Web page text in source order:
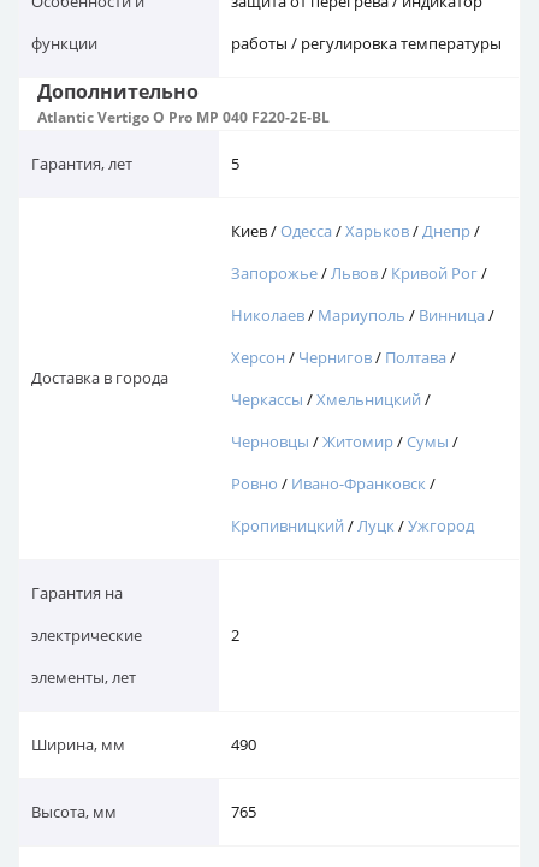
функции
работы / регулировка температуры
Дополнительно
Atlantic Vertigo O Pro MP 040 F220-2E-BL
Гарантия, лет 5
Доставка в города
Киев /Одесса/Харьков/Днепр/
Запорожье/Львов/ Кривой Рог/
Николаев/ Мариуполь / Винница/
Херсон / Чернигов/ Полтава/
Черкассы /Хмельницкий /
Черновцы /Житомир/Сумы /
Ровно / Ивано-Франковск/
Кропивницкий /Луцк/Ужгород
Гарантия на
электрические
элементы, лет
2
Ширина, мм 490
Высота, мм 765